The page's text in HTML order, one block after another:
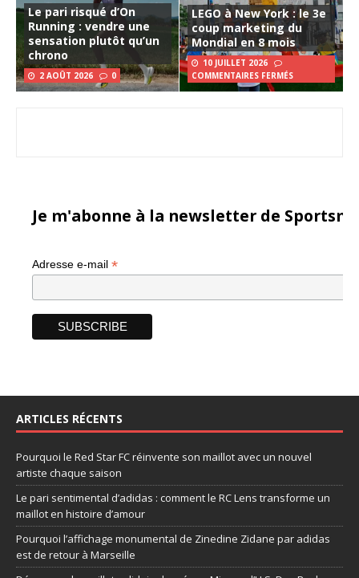
Le pari risqué d’On
Running : vendre une
sensation plutôt qu’un
chrono
2 AOÛT 2026 0
LEGO à New York : le 3e
coup marketing du
Mondial en 8 mois
10 JUILLET 2026
COMMENTAIRES FERMÉS
Je m'abonne à la newsletter de
Adresse e-mail *
ARTICLES RÉCENTS
Pourquoi le Red Star FC réinvente son maillot avec un nouvel
artiste chaque saison
Le pari sentimental d’adidas : comment le RC Lens transforme un
maillot en histoire d’amour
Pourquoi l’affichage monumental de Zinedine Zidane par adidas
est de retour à Marseille